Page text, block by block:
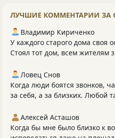
ЛУЧШИЕ КОММЕНТАРИИ ЗА
Владимир Кириченко
У каждого старого дома своя
Стоял тот дом, всем жителям
Ловец Снов
Когда люди боятся звонков,
за себя, а за близких. Любой
Алексей Асташов
Когда бы мне было близко к